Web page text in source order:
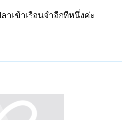
าเข้าเรือนจำอีกทีหนึ่งค่ะ